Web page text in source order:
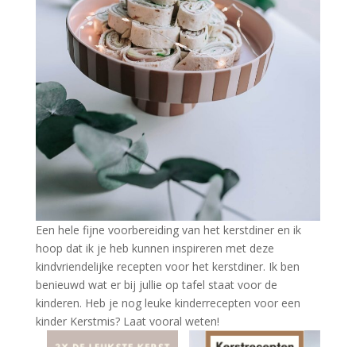
Een hele fijne voorbereiding van het kerstdiner en ik
hoop dat ik je heb kunnen inspireren met deze
kindvriendelijke recepten voor het kerstdiner. Ik ben
benieuwd wat er bij jullie op tafel staat voor de
kinderen. Heb je nog leuke kinderrecepten voor een
kinder Kerstmis? Laat vooral weten!